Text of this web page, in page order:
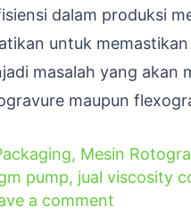
dalam produksi
untuk
masalah yang
maupun
, Mesin
pump, jual viscosity
a comment